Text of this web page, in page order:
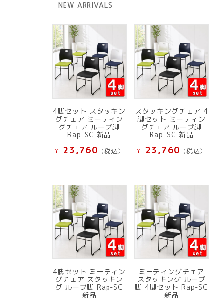
で
す。
NEW ARRIVALS
4脚セット スタッキン
グチェア ミーティン
グチェア ループ脚
Rap-SC 新品
¥ 23,760 (税込）
スタッキングチェア 4
脚セット ミーティン
グチェア ループ脚
Rap-SC 新品
¥ 23,760 (税込）
4脚セット ミーティン
グチェア スタッキン
グ ループ脚 Rap-SC
新品
ミーティングチェア
スタッキング ループ
脚 4脚セット Rap-SC
新品